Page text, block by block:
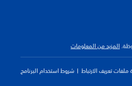
المزيد من المعلومات
تعريف الارتباط شروط استخدام البرنامج